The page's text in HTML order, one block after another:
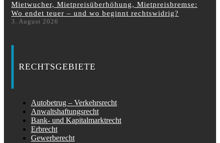
Mietwucher, Mietpreisüberhöhung, Mietpreisbremse:
Wo endet teuer – und wo beginnt rechtswidrig?
3. August 2026
RECHTSGEBIETE
Autobetrug – Verkehrsrecht
Anwaltshaftungsrecht
Bank- und Kapitalmarktrecht
Erbrecht
Gewerberecht